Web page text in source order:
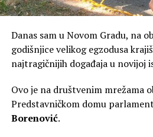
Međutim, Adriatic Metals je
prodat kompaniji Dundee
postao i vlasnik rudnika u
gubitak u poslovanju 44,4
miliona KM, kako pokazuju
Ipak, već u drugoj godini rada,
„zlatna koka“ i svojim vlasnicima
118 miliona maraka. Međutim,
Danas sam u Novom Gradu, na
godišnjice velikog egzodusa
najtragičnijih događaja u novijoj
Ovo je na društvenim mrežama
Predstavničkom domu
Borenović.